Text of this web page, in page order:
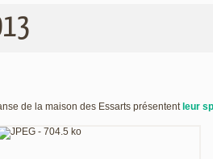
de la maison des Essarts présentent leur